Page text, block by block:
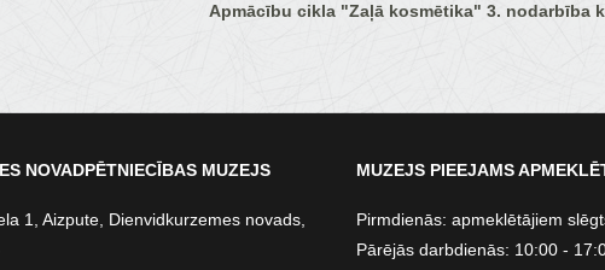
Apmācību cikla "Zaļā kosmētika" 3. nodarbība
NOVADPĒTNIECĪBAS MUZEJS
1, Aizpute, Dienvidkurzemes novads,
MUZEJS PIEEJAMS
Pirmdienās: apmeklētājiem
Pārējās darbdienās: 10:00 -